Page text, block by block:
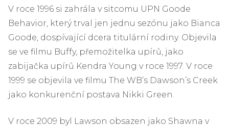
V roce 1996 si zahrála v sitcomu UPN Goode
Behavior, který trval jen jednu sezónu jako Bianca
Goode, dospívající dcera titulární rodiny. Objevila
se ve filmu Buffy, přemožitelka upírů, jako
zabijačka upírů Kendra Young v roce 1997. V roce
1999 se objevila ve filmu The WB’s Dawson’s Creek
jako konkurenční postava Nikki Green.
V roce 2009 byl Lawson obsazen jako Shawna v